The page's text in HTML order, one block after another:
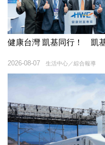
健康台灣 凱基同行！ 凱
生活中心／綜合報導
2026-08-07